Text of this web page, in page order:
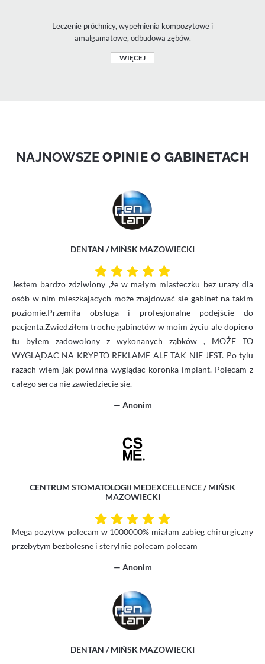
Leczenie próchnicy, wypełnienia kompozytowe i
amalgamatowe, odbudowa zębów.
WIĘCEJ
NAJNOWSZEOPINIE O GABINETACH
DENTAN / MIŃSK MAZOWIECKI
Jestem bardzo zdziwiony ,że w małym miasteczku bez urazy dla
osób w nim mieszkajacych może znajdować sie gabinet na takim
poziomie.Przemiła obsługa i profesjonalne podejście do
pacjenta.Zwiedziłem troche gabinetów w moim życiu ale dopiero
tu byłem zadowolony z wykonanych ząbków , MOŻE TO
WYGLĄDAC NA KRYPTO REKLAME ALE TAK NIE JEST. Po tylu
razach wiem jak powinna wyglądac koronka implant. Polecam z
całego serca nie zawiedziecie sie.
— Anonim
CENTRUM STOMATOLOGII MEDEXCELLENCE / MIŃSK
MAZOWIECKI
Mega pozytyw polecam w 1000000% miałam zabieg chirurgiczny
przebytym bezbolesne i sterylnie polecam polecam
— Anonim
DENTAN / MIŃSK MAZOWIECKI